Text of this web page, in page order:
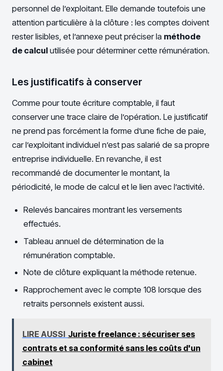
personnel de l’exploitant. Elle demande toutefois une
attention particulière à la clôture : les comptes doivent
rester lisibles, et l’annexe peut préciser la méthode
de calcul utilisée pour déterminer cette rémunération.
Les justificatifs à conserver
Comme pour toute écriture comptable, il faut
conserver une trace claire de l’opération. Le justificatif
ne prend pas forcément la forme d’une fiche de paie,
car l’exploitant individuel n’est pas salarié de sa propre
entreprise individuelle. En revanche, il est
recommandé de documenter le montant, la
périodicité, le mode de calcul et le lien avec l’activité.
Relevés bancaires montrant les versements
effectués.
Tableau annuel de détermination de la
rémunération comptable.
Note de clôture expliquant la méthode retenue.
Rapprochement avec le compte 108 lorsque des
retraits personnels existent aussi.
LIRE AUSSI Juriste freelance : sécuriser ses
contrats et sa conformité sans les coûts d'un
cabinet